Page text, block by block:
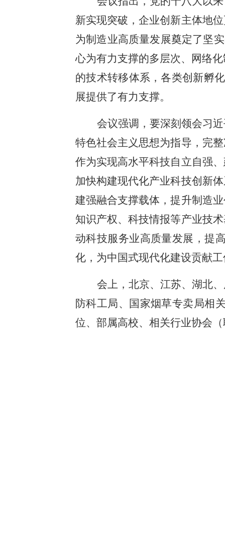
新实现突破，企业创新主体地
为制造业高质量发展奠定了坚
心为有力支撑的多层次、网络
的技术转移体系，各类创新孵
展提供了有力支撑。
会议强调，要深刻领会习
特色社会主义思想为指导，完
作为实现高水平科技自立自强
加快构建现代化产业科技创新
建强融合支撑载体，提升制造
知识产权、科技情报等产业技
动科技服务业高质量发展，提
化，为中国式现代化建设贡献
会上，北京、江苏、湖北
防科工局、国家烟草专卖局相
位、部属高校、相关行业协会